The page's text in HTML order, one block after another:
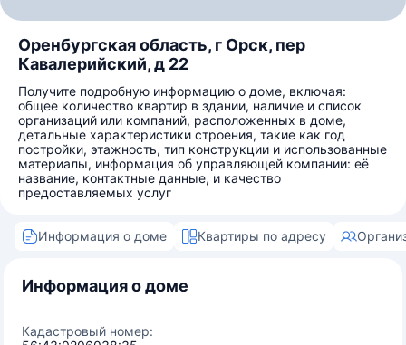
Оренбургская область, г Орск, пер
Кавалерийский, д 22
Получите подробную информацию о доме, включая:
общее количество квартир в здании, наличие и список
организаций или компаний, расположенных в доме,
детальные характеристики строения, такие как год
постройки, этажность, тип конструкции и использованные
материалы, информация об управляющей компании: её
название, контактные данные, и качество
предоставляемых услуг
Информация о доме Квартиры по адресу
Информация о доме
Кадастровый номер: